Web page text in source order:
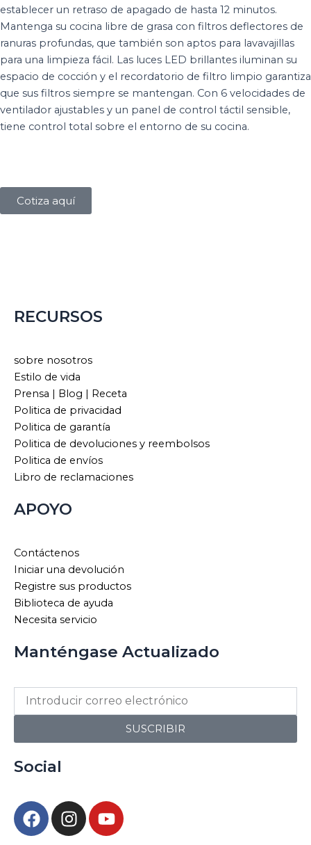
establecer un retraso de apagado de hasta 12 minutos.
Mantenga su cocina libre de grasa con filtros deflectores de
ranuras profundas, que también son aptos para lavavajillas
para una limpieza fácil. Las luces LED brillantes iluminan su
espacio de cocción y el recordatorio de filtro limpio garantiza
que sus filtros siempre se mantengan. Con 6 velocidades de
ventilador ajustables y un panel de control táctil sensible,
tiene control total sobre el entorno de su cocina.
Cotiza aquí
RECURSOS
sobre nosotros
Estilo de vida
Prensa | Blog | Receta
Politica de privacidad
Politica de garantía
Politica de devoluciones y reembolsos
Politica de envíos
Libro de reclamaciones
APOYO
Contáctenos
Iniciar una devolución
Registre sus productos
Biblioteca de ayuda
Necesita servicio
Manténgase Actualizado
SUSCRIBIR
Social
F
a
I
n
Y
o